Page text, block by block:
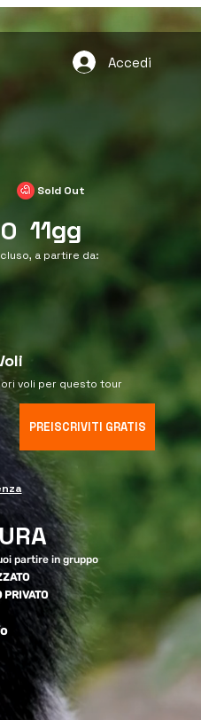
Accedi
Sold Out
11gg
a partire da:
voli per questo tour
PREISCRIVITI GRATIS
partire in gruppo
PRIVATO